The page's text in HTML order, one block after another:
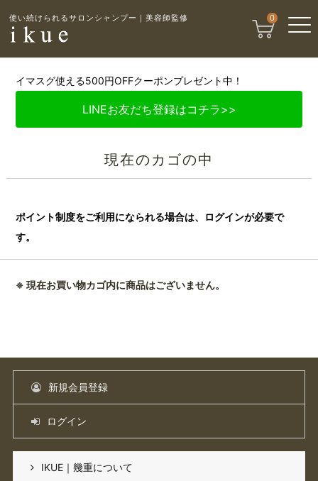
使い続けられるサロンシャンプー｜美容師監修 0
イマスグ使える500円OFFクーポンプレゼント中！
LINEお友だち登録はコチラ>>
現在のカゴの中
ポイント制度をご利用になられる場合は、ログインが必要で
す。
※ 現在お買い物カゴ内に商品はございません。
新規会員登録
ログイン
IKUE｜幾重について